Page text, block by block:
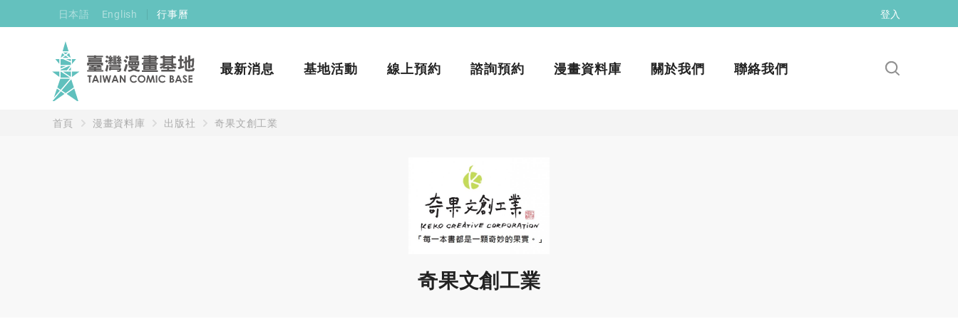
日本語 English 行事曆 登入
最新消息 基地活動 線上預約 諮詢預約 漫畫資料庫 關於我們 聯絡我們
首頁 漫畫資料庫 出版社 奇果文創工業
奇果文創工業